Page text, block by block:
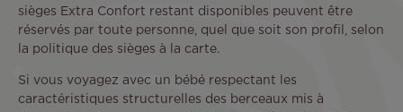
sièges Extra Confort restant disponibles peuvent être
réservés par toute personne, quel que soit son profil, selon
la politique des sièges à la carte.
Si vous voyagez avec un bébé respectant les
caractéristiques structurelles des berceaux mis à